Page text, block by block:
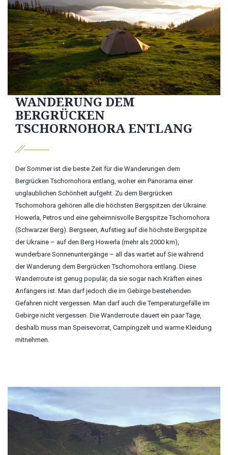
WANDERUNG DEM
BERGRÜCKEN
TSCHORNOHORA ENTLANG
Der Sommer ist die beste Zeit für die Wanderungen dem
Bergrücken Tschornohora entlang, woher ein Panorama einer
unglaublichen Schönheit aufgeht. Zu dem Bergrücken
Tschornohora gehören alle die höchsten Bergspitzen der Ukraine:
Howerla, Petros und eine geheimnisvolle Bergspitze Tschornohora
(Schwarzer Berg). Bergseen, Aufstieg auf die höchste Bergspitze
der Ukraine – auf den Berg Howerla (mehr als 2000 km),
wunderbare Sonnenuntergänge – all das wartet auf Sie während
der Wanderung dem Bergrücken Tschornohora entlang. Diese
Wanderroute ist genug populär, da sie sogar nach Kräften eines
Anfängers ist. Man darf jedoch die im Gebirge bestehenden
Gefahren nicht vergessen. Man darf auch die Temperaturgefälle im
Gebirge nicht vergessen. Die Wanderroute dauert ein paar Tage,
deshalb muss man Speisevorrat, Campingzelt und warme Kleidung
mitnehmen.